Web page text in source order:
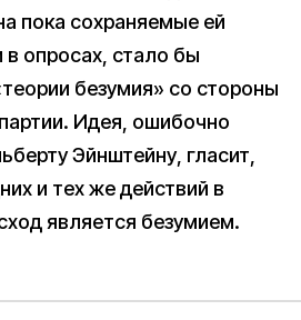
пока сохраняемые ей
в опросах, стало бы
безумия» со стороны
Идея, ошибочно
Эйнштейну, гласит,
и тех же действий в
является безумием.